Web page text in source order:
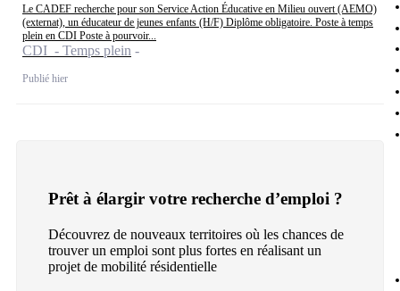
Le CADEF recherche pour son Service Action Éducative en Milieu ouvert (AEMO)
(externat), un éducateur de jeunes enfants (H/F) Diplôme obligatoire. Poste à temps
plein en CDI Poste à pourvoir...
CDI - Temps plein
Publié hier
Prêt à élargir votre recherche d’emploi ?
Découvrez de nouveaux territoires où les chances de
trouver un emploi sont plus fortes en réalisant un
projet de mobilité résidentielle